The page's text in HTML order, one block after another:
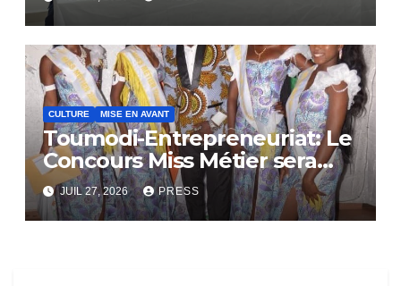
CULTURE MISE EN AVANT
Toumodi-Entrepreneuriat: Le
Concours Miss Métier sera
bientôt lance.
JUIL 27, 2026 PRESS